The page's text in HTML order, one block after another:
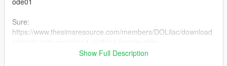
Sure:
https://www.thesimsresource.com/members/DOLilac/download
everyday/title/valentine-s-day-ribbon-strap-dress-
Show Full Description